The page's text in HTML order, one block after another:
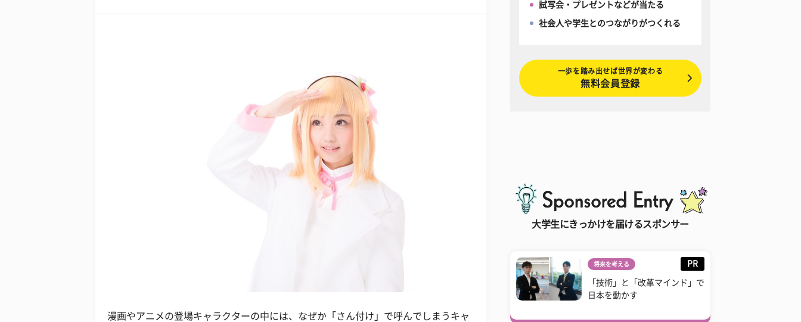
漫画やアニメの登場キャラクターの中には、なぜか「さん付け」で呼んでしまうキャ
試写会・プレゼントなどが当たる
社会人や学生とのつながりがつくれる
一歩を踏み出せば世界が変わる
無料会員登録
大学生にきっかけを届けるスポンサー
将来を考える PR
「技術」と「改革マインド」で
日本を動かす